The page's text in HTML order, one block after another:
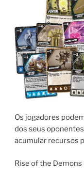
Os jogadores
dos seus
acumular recursos
Rise of the